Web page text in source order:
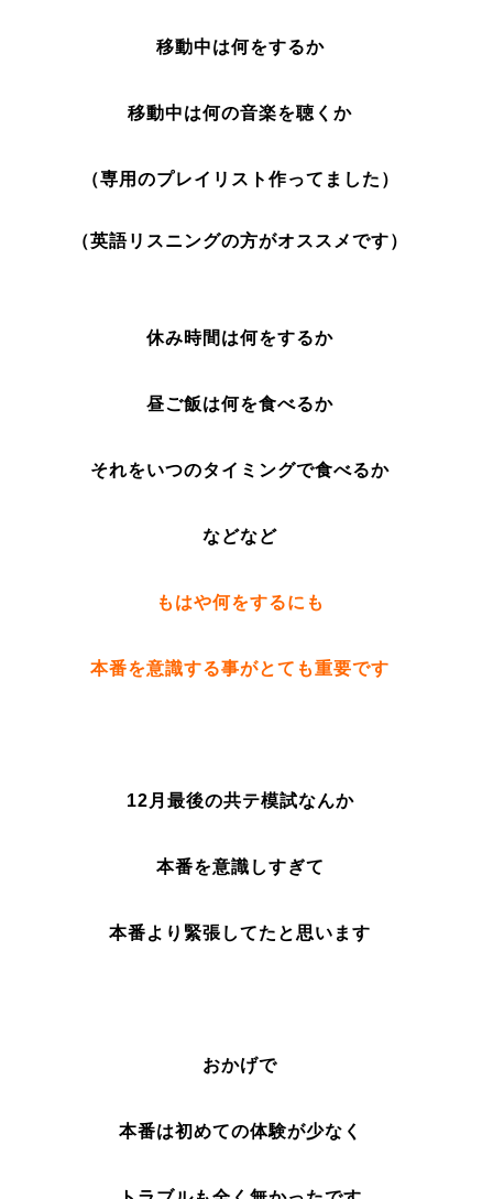
移動中は何をするか
移動中は何の音楽を聴くか
（専用のプレイリスト作ってました）
（英語リスニングの方がオススメです）
休み時間は何をするか
昼ご飯は何を食べるか
それをいつのタイミングで食べるか
などなど
もはや何をするにも
本番を意識する事がとても重要です
12月最後の共テ模試なんか
本番を意識しすぎて
本番より緊張してたと思います
おかげで
本番は初めての体験が少なく